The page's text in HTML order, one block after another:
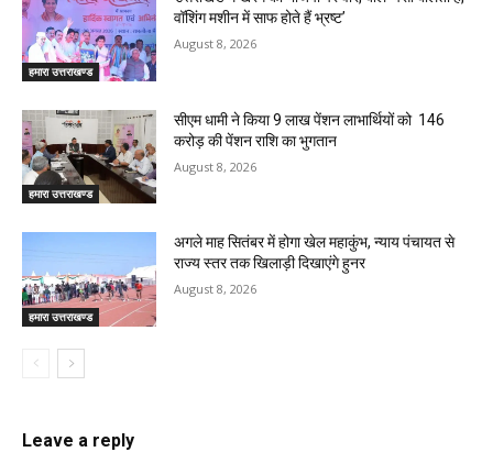
हमारा उत्तराखण्ड
वॉशिंग मशीन में साफ होते हैं भ्रष्ट’
August 8, 2026
हमारा उत्तराखण्ड
सीएम धामी ने किया 9 लाख पेंशन लाभार्थियों को ₹ 146
करोड़ की पेंशन राशि का भुगतान
August 8, 2026
हमारा उत्तराखण्ड
अगले माह सितंबर में होगा खेल महाकुंभ, न्याय पंचायत से
राज्य स्तर तक खिलाड़ी दिखाएंगे हुनर
August 8, 2026
Leave a reply